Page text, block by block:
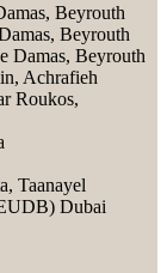
Beyrouth
Beyrouth
Damas, Beyrouth
Achrafieh
Roukos,
Taanayel
Dubai